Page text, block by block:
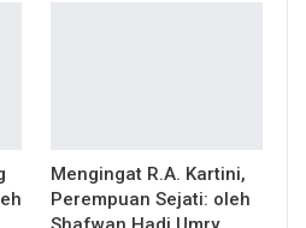
Mengingat R.A. Kartini,
Perempuan Sejati: oleh